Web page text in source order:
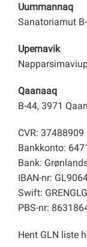
Uummannaq
Sanatoriamut
Upernavik
Qaanaaq
B-44, 3971
CVR: 37488909
Bankkonto:
Bank:
IBAN-nr:
Swift:
PBS-nr:
Hent GLN liste